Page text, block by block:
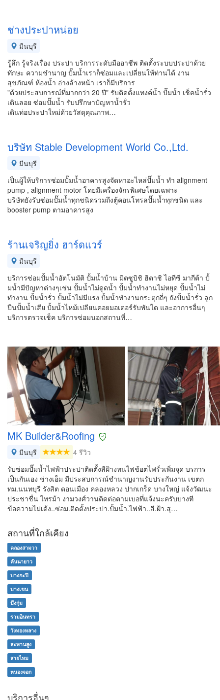
ช่างประปาหน่อย
มีนบุรี
รู้ลึก รู้จริงเรื่อง ประปา บริการระดับมืออาชีพ ติดตั้งระบบประปาด้วย
ทักษะ ความชำนาญ ปั๊มน้ำเราก็ซ่อมและเปลี่ยนให้ท่านได้ งาน
สุขภัณฑ์ ห้องน้ำ อ่างล้างหน้า เราก็มีบริการ
"ด้วยประสบการณ์ที่มากกว่า 20 ปี" รับติดตั้งแทงค์น้ำ ปั๊มน้ำ เช็คน้ำรั่ว
เดินลอย ซ่อมปั๊มน้ำ รับปรึกษาปัญหาน้ำรั่ว
เดินท่อประปาใหม่ด้วยวัสดุคุณภาพ…
บริษัท Stable Development World Co.,Ltd.
มีนบุรี
เป็นผู้ให้บริการซ่อมปั๊มน้ำอาคารสูงจัดหาอะไหล่ปั๊มน้ำ ทำ alignment
pump , alignment motor โดยมีเครื่องจักรพิเศษโดยเฉพาะ
บริษัทยังรับซ่อมปั๊มน้ำทุกชนิดรวมถึงตู้คอนโทรลปั๊มน้ำทุกชนิด และ
booster pump ตามอาคารสูง
ร้านเจริญยิ่ง ฮาร์ดแวร์
มีนบุรี
บริการซ่อมปั้มน้ำอัตโนมัติ ปั้มน้ำบ้าน มิตซูบิชิ ฮิตาชิ ไอทีซี มากีต้า ปั้
มน้ำมีปัญหาต่างๆเช่น ปั้มน้ำไม่ดูดน้ำ ปั้มน้ำทำงานไม่หยุด ปั้มน้ำไม่
ทำงาน ปั้มน้ำรั่ว ปั้มน้ำไม่มีแรง ปั้มน้ำทำงานกระตุกถี่ๆ ถังปั้มน้ำรั่ว ลูก
ปืนปั้มน้ำเสีย ปั้มน้ำไหม้เปลียนคอยมอเตอร์รับพันได และอาการอื่นๆ
บริการตรวจเช็ค บริการซ่อมนอกสถานที่…
MK Builder&Roofing
มีนบุรี
4 รีวิว
รับซ่อมปั๊มน้ำไฟฟ้าประปาติดตั้งสีฝ้างทนไฟช้อตไฟรั่วเพิ่มจุด บรการ
เป็นกันเอง ช่างเอ็ม มีประสบการณ์ชำนาญงานรับประกันงาน เขตก
ทม.นนทบุรี รังสิต ดอนเมือง คลองหลวง ปากเกร็ด บางใหญ่ แจ้งวัฒนะ
ประชาชื่น ไทรม้า งามวงศ์วานติดต่อตามเบอที่แจ้งนะครับบางที
ข้อความไม่เด้ง..ซ่อม.ติดตั้งประปา.ปั้มน้ำ.ไฟฟ้า..สี.ฝ้า.สุ…
สถานที่ใกล้เคียง
คลองสามวา
คันนายาว
บางกะปิ
บางเขน
บึงกุ่ม
รามอินทรา
วังทองหลาง
สะพานสูง
สายไหม
หนองจอก
บริการอื่นๆ